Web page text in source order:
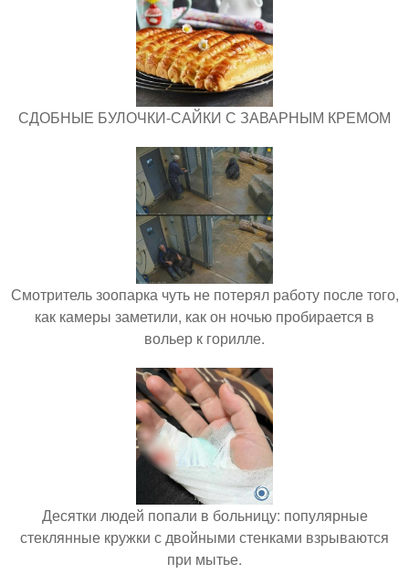
СДОБНЫЕ БУЛОЧКИ-САЙКИ С ЗАВАРНЫМ КРЕМОМ
Смотритель зоопарка чуть не потерял работу после того,
как камеры заметили, как он ночью пробирается в
вольер к горилле.
Десятки людей попали в больницу: популярные
стеклянные кружки с двойными стенками взрываются
при мытье.